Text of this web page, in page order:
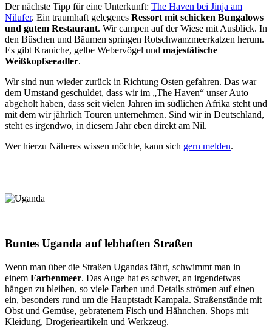
Der nächste Tipp für eine Unterkunft: The Haven bei Jinja am
Nilufer. Ein traumhaft gelegenes Ressort mit schicken Bungalows
und gutem Restaurant. Wir campen auf der Wiese mit Ausblick. In
den Büschen und Bäumen springen Rotschwanzmeerkatzen herum.
Es gibt Kraniche, gelbe Webervögel und majestätische
Weißkopfseeadler.
Wir sind nun wieder zurück in Richtung Osten gefahren. Das war
dem Umstand geschuldet, dass wir im „The Haven“ unser Auto
abgeholt haben, dass seit vielen Jahren im südlichen Afrika steht und
mit dem wir jährlich Touren unternehmen. Sind wir in Deutschland,
steht es irgendwo, in diesem Jahr eben direkt am Nil.
Wer hierzu Näheres wissen möchte, kann sich gern melden.
Buntes Uganda auf lebhaften Straßen
Wenn man über die Straßen Ugandas fährt, schwimmt man in
einem Farbenmeer. Das Auge hat es schwer, an irgendetwas
hängen zu bleiben, so viele Farben und Details strömen auf einen
ein, besonders rund um die Hauptstadt Kampala. Straßenstände mit
Obst und Gemüse, gebratenem Fisch und Hähnchen. Shops mit
Kleidung, Drogerieartikeln und Werkzeug.